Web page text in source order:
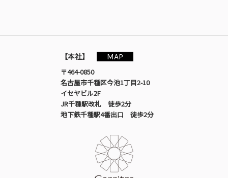
【本社】
MAP
〒464-0850
名古屋市千種区今池1丁目2-10
イセヤビル2F
JR千種駅改札 徒歩2分
地下鉄千種駅4番出口 徒歩2分